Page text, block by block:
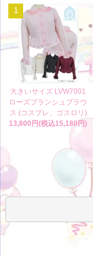
1
大きいサイズ LVW7001
ローズブランシュブラウ
ス (コスプレ、ゴスロリ)
13,800円(税込15,180円)